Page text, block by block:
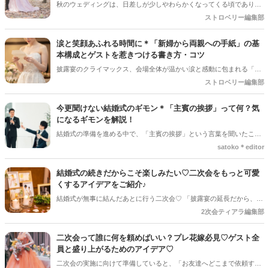
秋のウェディングは、日差しが少しやわらかくなってくる頃であり、
色々なことへの行動的がみなぎってくる季節。同時に、おいしいもの
クして準備を進めましょう♪
ストロベリー編集部
涙と笑顔あふれる時間に＊「新婦から両親への手紙」の基
本構成とゲストを惹きつける書き方・コツ
披露宴のクライマックス、会場全体が温かい涙と感動に包まれる「新
婦からご両親への手紙」。結婚式準備の終盤、「何から書き始めれば
レ花嫁さんは本当にたくさんいます。 育ててくれた家族への感謝を伝
える大切な場面だからこそ、心からの想いをまっすぐ届けたいですよ
ね。今回は、読みやすい手紙の基本構成から、ゲストがおいてけぼり
にならないための素敵な工夫まで、詳しくご紹介します◎
ストロベリー編集部
今更聞けない結婚式のギモン＊「主賓の挨拶」って何？気
になるギモンを解説！
結婚式の準備を進める中で、「主賓の挨拶」という言葉を聞いたこと
がある人は多いのではないでしょうか＊ですが、具体的に何をするの
ん。特に初めて結婚式を挙げる新郎新婦さんにとっては、「どんな基
準で選べばいいの？」「頼まれた側はどんなことを話すの？」とギモ
ンが尽きない部分でもあるかと思います＊そこで今回の記事では、
「主賓の挨拶」についての基本的な知識やお願いする相手の選び方、
satoko＊editor
結婚式の続きだからこそ楽しみたい♡二次会をもっと可愛
くするアイデアをご紹介♪
結婚式が無事に結んだあとに行う二次会♡ 「披露宴の延長だから、あ
まり準備しなくても大丈夫」と思っていませんか？ 実は、少しアイデ
になります♪ 結婚式とは違った雰囲気でゲストとゆっくり楽しめるの
も二次会ならではの魅力＊ 今回は、二次会をもっと可愛く、おふたり
らしく楽しむためのアイデアをご紹介します♡
2次会ティアラ編集部
二次会って誰に何を頼めばいい？プレ花嫁必見♡ゲスト全
員と盛り上がるためのアイデア♡
二次会の実施に向けて準備していると、「お友達へどこまで依頼する